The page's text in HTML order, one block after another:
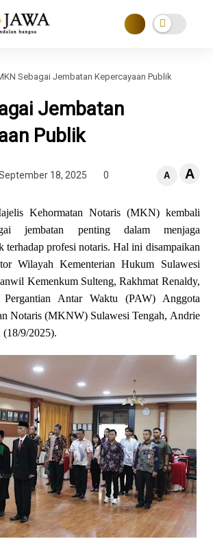
Sebagai Jembatan Kepercayaan Publik
Jembatan
Publik
18, 2025 0 A A
Kehormatan Notaris (MKN) kembali
jembatan penting dalam menjaga
terhadap profesi notaris. Hal ini disampaikan
Wilayah Kementerian Hukum Sulawesi
Kemenkum Sulteng, Rakhmat Renaldy,
Pergantian Antar Waktu (PAW) Anggota
Notaris (MKNW) Sulawesi Tengah, Andrie
(18/9/2025).